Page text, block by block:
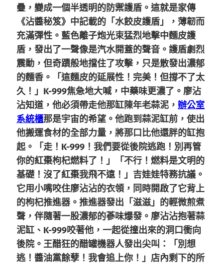
疊，變成一個半透明的防禦護盾。這就是家傳
《沾醬秘笈》中記載的「水餃皮護盾」，薄韌而
充滿彈性。藍色離子炮光束猛烈地擊中麵皮護
盾，發出了一聲像是汽水開蓋的聲音。護盾劇烈
震動，但奇蹟般地擋住了攻擊，只是散發出濃郁
的麵香。「這麵皮的延展性！完美！但撐不了太
久！」K-999焦急地大喊，中藥味更濃了。廖沾
沾知道，他必須帶走他那缸陳年老蒜泥， 辦公室
系統櫃那是宇宙的希望。他跑到蒜泥缸前，使出
他搬運食材的全部力量，將那口比他還胖的缸抱
起。「走！K-999！我們要從後院逃跑！別再管
你的紅棗枸杞燃料了！」「不行！燃料是文明的
基礎！沒了紅棗我飛不遠！」吉娃娃特務抗議。
它用小嘴咬住廖沾沾的衣領，同時開啟了它背上
的枸杞推進器。推進器發出「滋滋」的輕微煎煮
聲，伴隨著一股濃郁的蔘味爆發。廖沾沾抱著蒜
泥缸、K-999咬著他，一起從撞出來的洞口衝向
後院。王醋狂的醋罐機器人發出尖叫：「別想
逃！醬油黨餘孽！我會追上你！」店內剩下的所